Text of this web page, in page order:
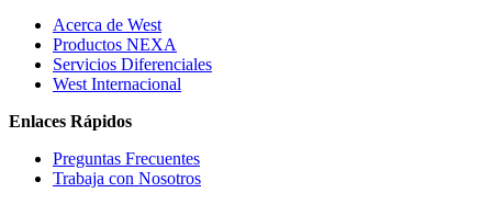
Acerca de West
Productos NEXA
Servicios Diferenciales
West Internacional
Enlaces Rápidos
Preguntas Frecuentes
Trabaja con Nosotros